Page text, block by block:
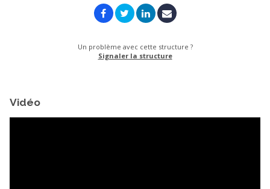
Un problème avec cette structure ?
Signaler la structure
Vidéo